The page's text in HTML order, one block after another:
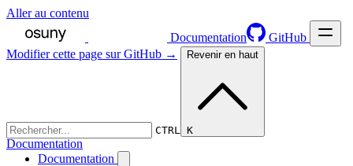
Aller au contenu
Documentation
GitHub
CTRL K
Documentation
Modifier cette page sur GitHub → Revenir en haut
Documentation